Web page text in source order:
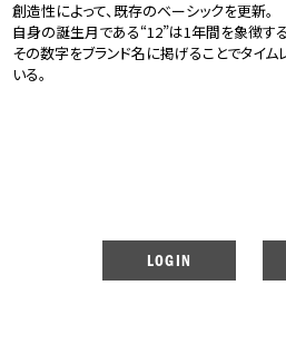
創造性によって、既存のベーシックを更新。
自身の誕生月である“12”は1年間を象徴す
その数字をブランド名に掲げることでタイ
いる。
LOGIN